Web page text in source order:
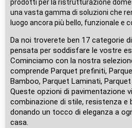
prodotti per la ristrutturazione
una vasta gamma di soluzioni che
luogo ancora più bello, funzionale e
Da noi troverete ben 17 categorie
pensata per soddisfare le vostre
Cominciamo con la nostra
comprende Parquet prefiniti,
Bamboo, Parquet Laminati, Parquet
Queste opzioni di pavimentazione
combinazione di stile, resistenza e
donando un tocco di eleganza a
casa.